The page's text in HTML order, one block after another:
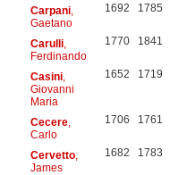
Carpani,
Gaetano
1692 1785
Carulli,
Ferdinando
1770 1841
Casini,
Giovanni
Maria
1652 1719
Cecere,
Carlo
1706 1761
Cervetto,
James
1682 1783